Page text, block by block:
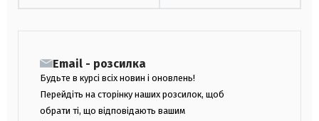
Email - розсилка
Будьте в курсі всіх новин і оновлень!
Перейдіть на сторінку наших розсилок, щоб
обрати ті, що відповідають вашим